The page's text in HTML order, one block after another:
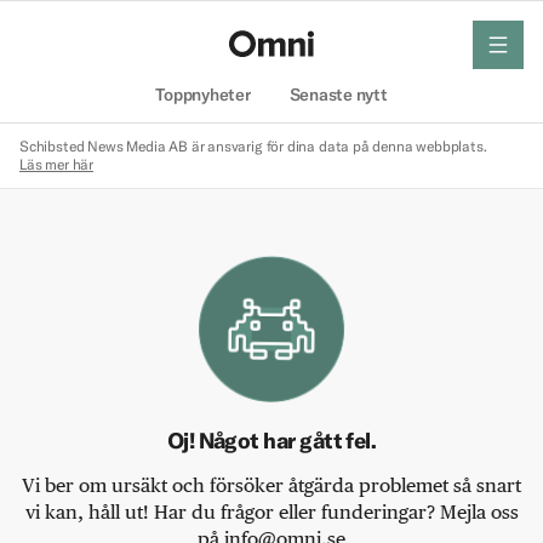
Toppnyheter Senaste nytt
meny
Schibsted News Media AB är ansvarig för dina data på denna webbplats.
Läs mer här
Oj! Något har gått fel.
Vi ber om ursäkt och försöker åtgärda problemet så snart
vi kan, håll ut! Har du frågor eller funderingar? Mejla oss